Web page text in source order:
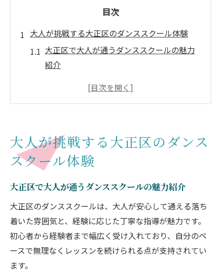
目次
大人が挑戦する大正区のダンススクール体験
大正区で大人が通うダンススクールの魅力
紹介
ダンススクール選びで失敗しない体験談
発表会を目指す大人に合うダンススクール
体験
発表会参加が叶うダンススクールの探し方
大人向けダンススクールで発表会を楽しむ
秘訣
ダンススクール選びで発表会も満足する理
由
大人が挑戦する大正区のダンス
スクール体験
大正区で大人が通うダンススクールの魅力紹介
大正区のダンススクールは、大人が安心して通える落ち
着いた雰囲気と、経験に応じた丁寧な指導が魅力です。
初心者から経験者まで幅広く受け入れており、自分のペ
ースで無理なくレッスンを続けられる点が支持されてい
ます。